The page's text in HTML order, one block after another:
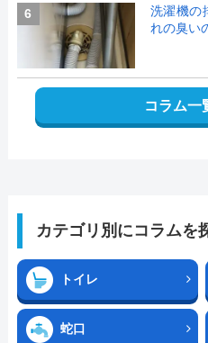
6
洗濯機の
れの臭い
コラム一
カテゴリ別にコラムを
トイレ
蛇口